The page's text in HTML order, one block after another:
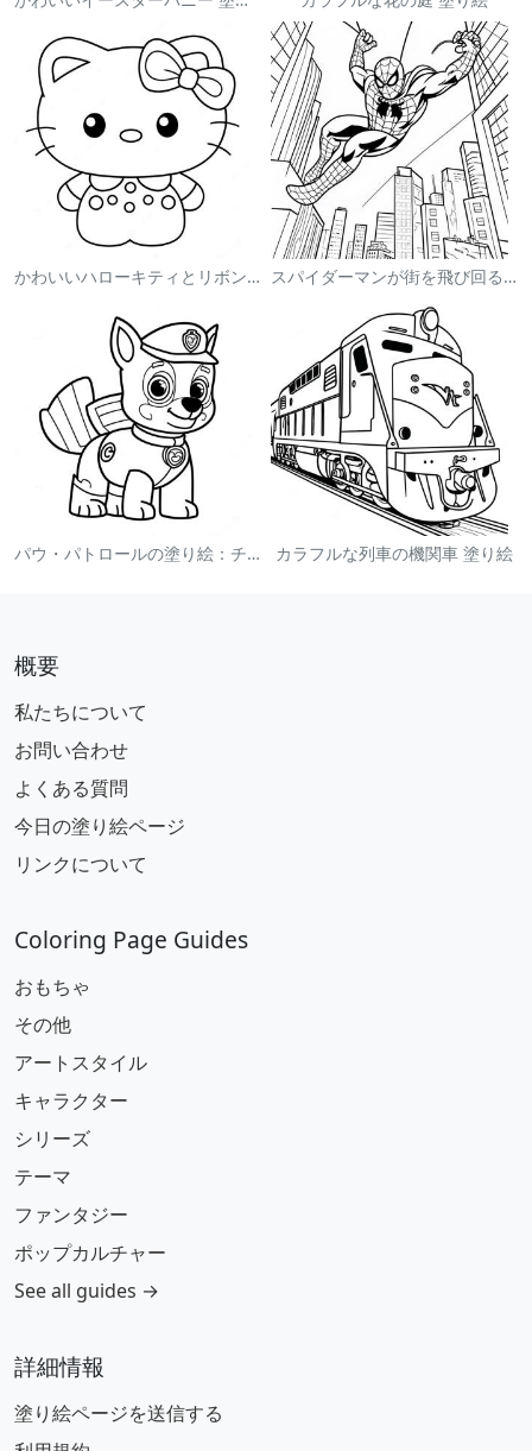
かわいいハローキティとリボンの塗り絵 スパイダーマンが街を飛び回る塗り絵
パウ・パトロールの塗り絵：チェイス カラフルな列車の機関車 塗り絵
概要
私たちについて
お問い合わせ
よくある質問
今日の塗り絵ページ
リンクについて
Coloring Page Guides
おもちゃ
その他
アートスタイル
キャラクター
シリーズ
テーマ
ファンタジー
ポップカルチャー
See all guides →
詳細情報
塗り絵ページを送信する